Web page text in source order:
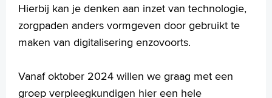
Hierbij kan je denken aan inzet van technologie,
zorgpaden anders vormgeven door gebruikt te
maken van digitalisering enzovoorts.
Vanaf oktober 2024 willen we graag met een
groep verpleegkundigen hier een hele